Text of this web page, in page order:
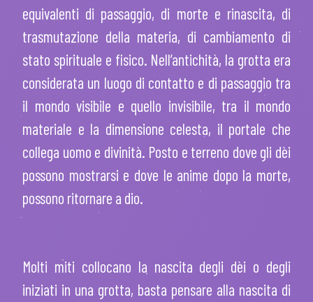
equivalenti di passaggio, di morte e rinascita, di
trasmutazione della materia, di cambiamento di
stato spirituale e fisico. Nell’antichità, la grotta era
considerata un luogo di contatto e di passaggio tra
il mondo visibile e quello invisibile, tra il mondo
materiale e la dimensione celesta, il portale che
collega uomo e divinità. Posto e terreno dove gli dèi
possono mostrarsi e dove le anime dopo la morte,
possono ritornare a dio.
Molti miti collocano la nascita degli dèi o degli
iniziati in una grotta, basta pensare alla nascita di